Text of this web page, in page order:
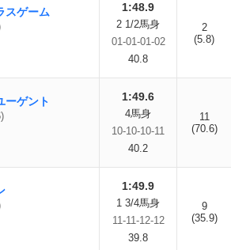
スゲーム 1:48.9
2 1/2馬身
01-01-01-02
40.8
2
(5.8)
ーゲント 1:49.6
4馬身
10-10-10-11
40.2
11
(70.6)
1:49.9
1 3/4馬身
11-11-12-12
39.8
9
(35.9)